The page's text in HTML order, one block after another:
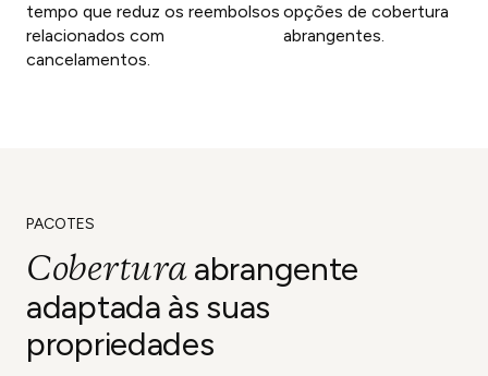
tempo que reduz os reembolsos
relacionados com
cancelamentos.
opções de cobertura
abrangentes.
PACOTES
Coberturaabrangente
adaptada às suas
propriedades